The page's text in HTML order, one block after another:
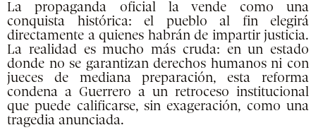
La propaganda oficial la vende como una
conquista histórica: el pueblo al fin elegirá
directamente a quienes habrán de impartir justicia.
La realidad es mucho más cruda: en un estado
donde no se garantizan derechos humanos ni con
jueces de mediana preparación, esta reforma
condena a Guerrero a un retroceso institucional
que puede calificarse, sin exageración, como una
tragedia anunciada.